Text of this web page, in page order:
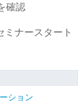
確認
ミナースタート
ション